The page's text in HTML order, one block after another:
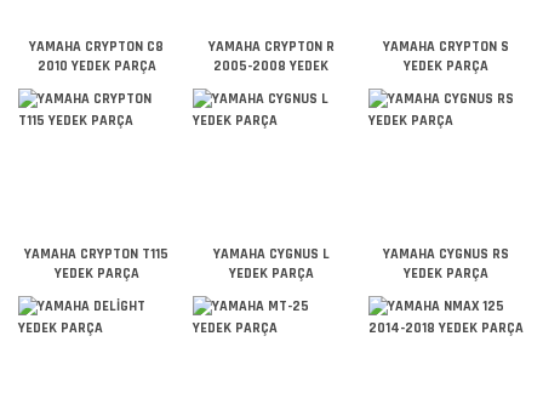
YAMAHA CRYPTON C8
2010 YEDEK PARÇA
YAMAHA CRYPTON R
2005-2008 YEDEK
YAMAHA CRYPTON S
YEDEK PARÇA
YAMAHA CRYPTON T115
YEDEK PARÇA
YAMAHA CYGNUS L
YEDEK PARÇA
YAMAHA CYGNUS RS
YEDEK PARÇA